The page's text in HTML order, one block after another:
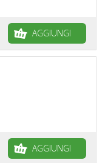
AGGIUNGI
AGGIUNGI